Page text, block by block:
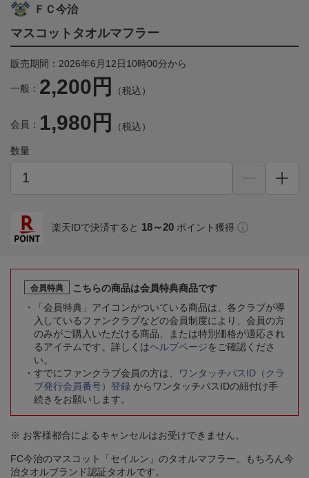
ＦＣ今治
マスコットタオルマフラー
販売期間：2026年6月12日10時00分から
一般： 2,200円 （税込）
会員： 1,980円 （税込）
数量
楽天IDで決済すると 18～20 ポイント獲得
会員特典
こちらの商品は会員特典商品です
「会員特典」アイコンがついている商品は、各クラブが導
入しているファンクラブなどの会員制度により、会員の方
のみがご購入いただける商品、または特別価格が適応され
るアイテムです。詳しくはヘルプページをご確認くださ
い。
すでにファンクラブ会員の方は、
ワンタッチパスID（クラ
ブ発行会員番号）登録 からワンタッチパスIDの紐付け手
続きをお願いします。
※ お客様都合によるキャンセルはお受けできません。
FC今治のマスコット「セイルン」のタオルマフラー。もちろん今
治タオルブランド認証タオルです。